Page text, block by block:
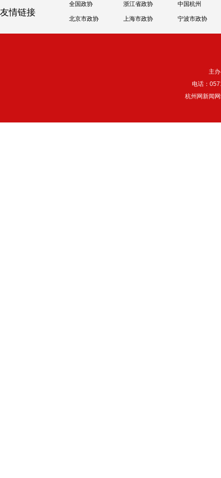
友情链接
全国政协 浙江省政协 中国杭州
北京市政协 上海市政协 宁波市政协
主
电话：
杭州网新闻